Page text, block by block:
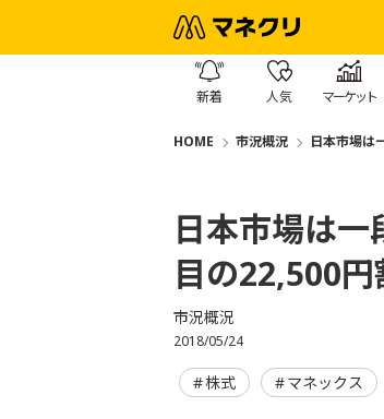
新着 人気 マーケット
HOME 市況概況 日本市場は
日本市場は
目の22,500円
市況概況
2018/05/24
株式 マネックス